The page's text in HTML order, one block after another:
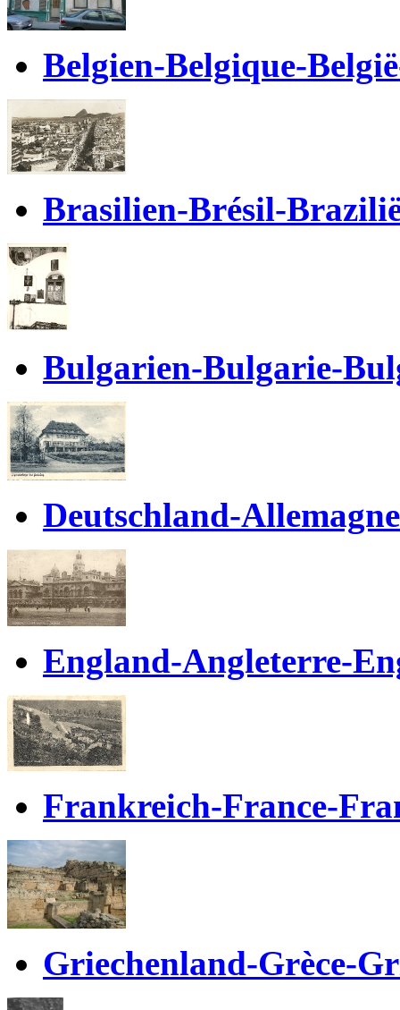
Belgien-Belgique-
Brasilien-Brésil-
Bulgarien-Bulgarie-
Deutschland-
England-Angleterre-
Frankreich-France-
Griechenland-Grèce-